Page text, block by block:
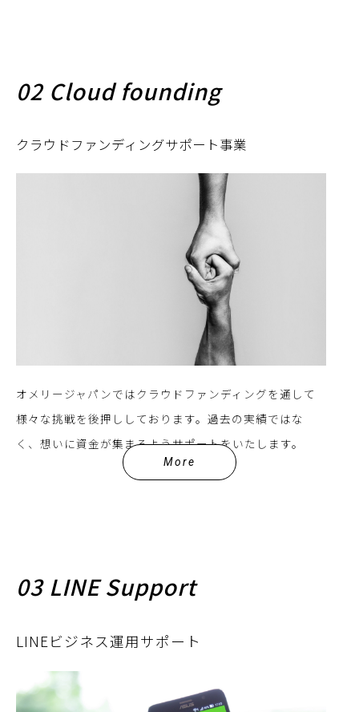
02 Cloud founding
クラウドファンディングサポート事業
オメリージャパンではクラウドファンディングを通して
様々な挑戦を後押ししております。過去の実績ではな
く、想いに資金が集まるようサポートをいたします。
More
03 LINE Support
LINEビジネス運用サポート